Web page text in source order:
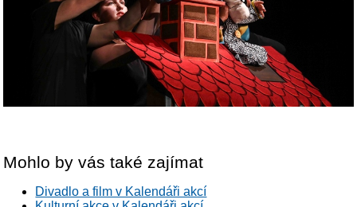
Mohlo by vás také zajímat
Divadlo a film v Kalendáři akcí